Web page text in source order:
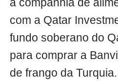
a companhia de
com a Qatar
fundo soberano do
para comprar a
de frango da